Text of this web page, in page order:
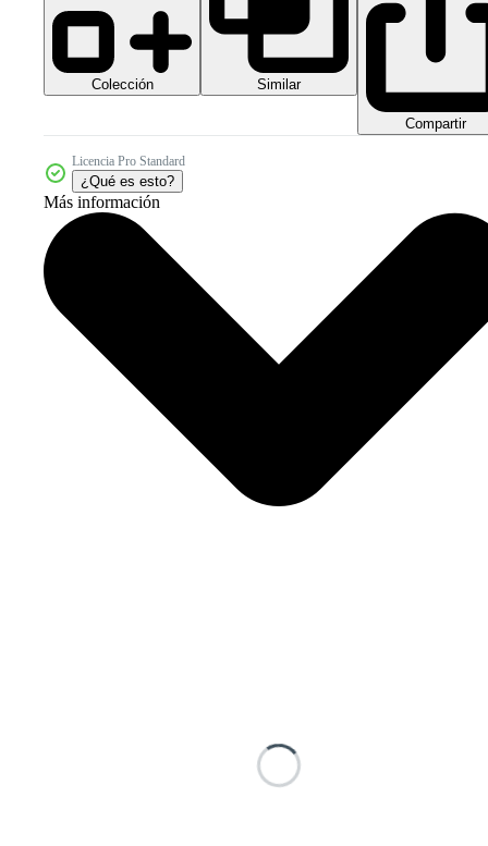
Colección Similar
Compartir
Licencia Pro Standard
¿Qué es esto?
Más información